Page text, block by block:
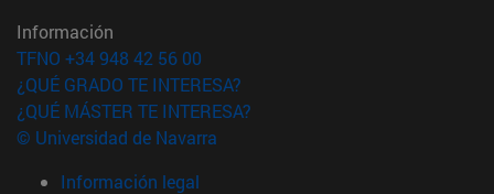
Información
TFNO +34 948 42 56 00
¿QUÉ GRADO TE INTERESA?
¿QUÉ MÁSTER TE INTERESA?
© Universidad de Navarra
Información legal